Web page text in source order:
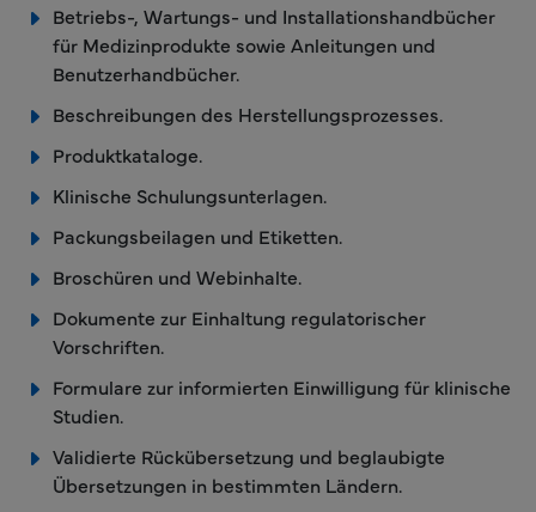
Betriebs-, Wartungs- und Installationshandbücher
für Medizinprodukte sowie Anleitungen und
Benutzerhandbücher.
Beschreibungen des Herstellungsprozesses.
Produktkataloge.
Klinische Schulungsunterlagen.
Packungsbeilagen und Etiketten.
Broschüren und Webinhalte.
Dokumente zur Einhaltung regulatorischer
Vorschriften.
Formulare zur informierten Einwilligung für klinische
Studien.
Validierte Rückübersetzung und beglaubigte
Übersetzungen in bestimmten Ländern.